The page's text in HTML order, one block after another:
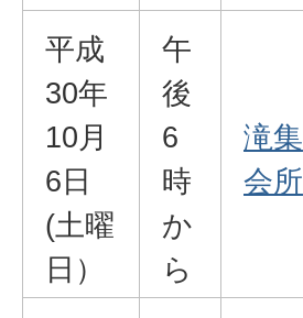
平成
30年
10月
6日
(土曜
日）
午
後
6
時
か
ら
滝集
会所